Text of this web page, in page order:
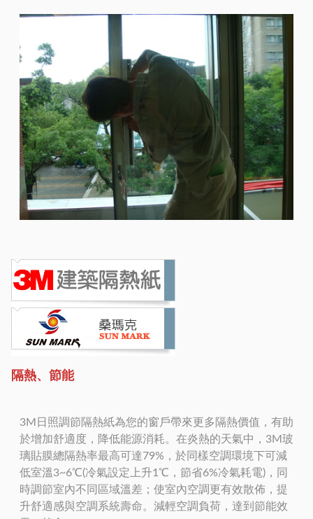
隔熱、節能
3M日照調節隔熱紙為您的窗戶帶來更多隔熱價值，有助
於增加舒適度，降低能源消耗。在炎熱的天氣中，3M玻
璃貼膜總隔熱率最高可達79%，於同樣空調環境下可減
低室溫3~6℃(冷氣設定上升1℃，節省6%冷氣耗電)，同
時調節室內不同區域溫差；使室內空調更有效散佈，提
升舒適感與空調系統壽命。減輕空調負荷，達到節能效